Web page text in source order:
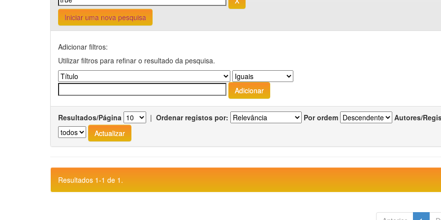
Iniciar uma nova pesquisa
Adicionar filtros:
Utilizar filtros para refinar o resultado da pesquisa.
Resultados/Página | Ordenar registos por: Por ordem Autores/
Resultados 1-1 de 1.